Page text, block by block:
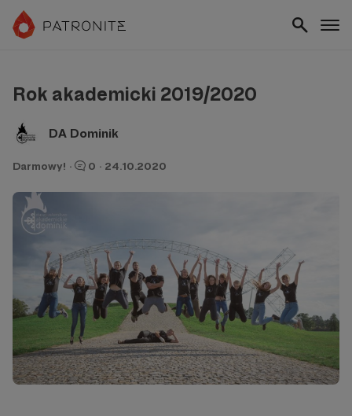
Rok akademicki 2019/2020
DA Dominik
Darmowy! · 0 · 24.10.2020